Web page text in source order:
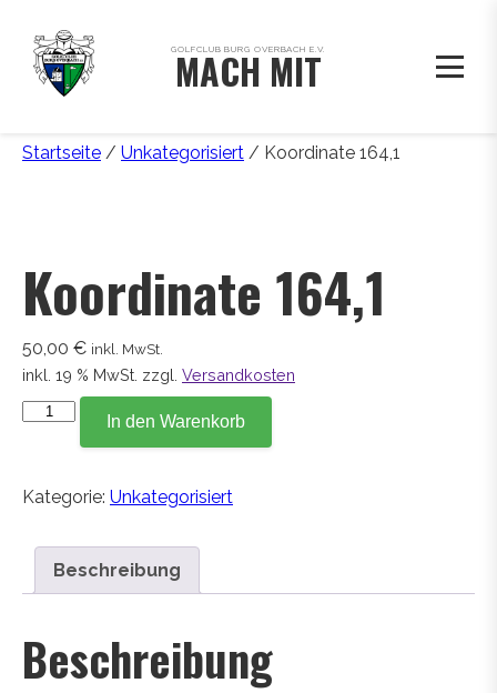
GOLFCLUB BURG OVERBACH E.V.
MACH MIT
Startseite / Unkategorisiert / Koordinate 164,1
Koordinate 164,1
50,00 € inkl. MwSt.
inkl. 19 % MwSt. zzgl. Versandkosten
Koordinate
In den Warenkorb
Kategorie: Unkategorisiert
Beschreibung
Beschreibung